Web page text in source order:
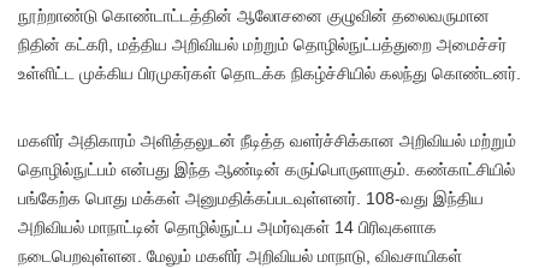
நூற்றாண்டு கொண்டாட்டத்தின் ஆலோசனை குழுவின் தலைவருமான
நிதின் கட்கரி, மத்திய அறிவியல் மற்றும் தொழில்நுட்பத்துறை அமைச்சர்
உள்ளிட்ட முக்கிய பிரமுகர்கள் தொடக்க நிகழ்ச்சியில் கலந்து கொண்டனர்.
மகளிர் அதிகாரம் அளித்தலுடன் நீடித்த வளர்ச்சிக்கான அறிவியல் மற்றும்
தொழில்நுட்பம் என்பது இந்த ஆண்டின் கருப்பொருளாகும். கண்காட்சியில்
பங்கேற்க பொது மக்கள் அனுமதிக்கப்படவுள்ளனர். 108-வது இந்திய
அறிவியல் மாநாட்டின் தொழில்நுட்ப அமர்வுகள் 14 பிரிவுகளாக
நடைபெறவுள்ளன. மேலும் மகளிர் அறிவியல் மாநாடு, விவசாயிகள்